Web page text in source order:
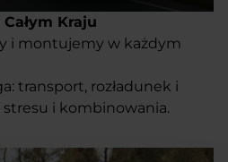
z nowoczesnością,
wykorzystania.
Kraju
i montujemy w każdym
transport, rozładunek i
i kombinowania.